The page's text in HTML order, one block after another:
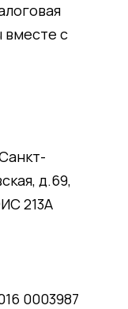
вместе с
д.69,
213А
0003987